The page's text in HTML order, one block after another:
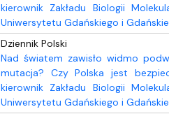
kierownik Zakładu Biologii
Uniwersytetu Gdańskiego i
Dziennik Polski
Nad światem zawisło widmo
mutacja? Czy Polska jest
kierownik Zakładu Biologii
Uniwersytetu Gdańskiego i